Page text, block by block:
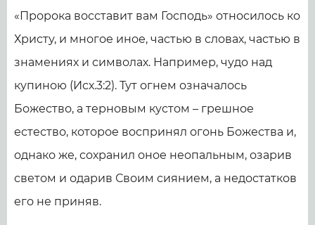
«Пророка восставит вам Господь» относилось ко
Христу, и многое иное, частью в словах, частью в
знамениях и символах. Например, чудо над
купиною (Исх.3:2). Тут огнем означалось
Божество, а терновым кустом – грешное
естество, которое воспринял огонь Божества и,
однако же, сохранил оное неопальным, озарив
светом и одарив Своим сиянием, а недостатков
его не приняв.